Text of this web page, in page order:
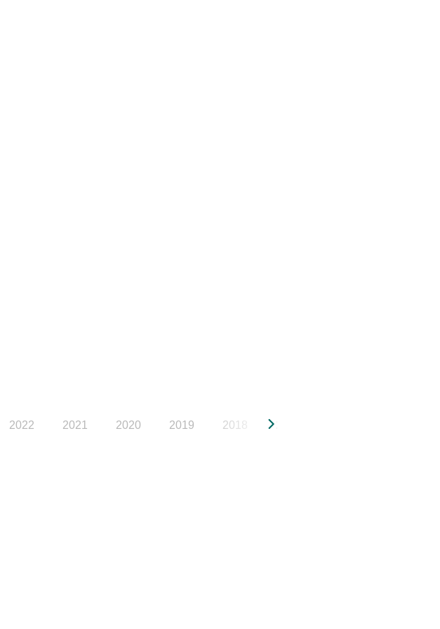
2022 2021 2020 2019 2018